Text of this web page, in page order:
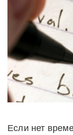
Если нет